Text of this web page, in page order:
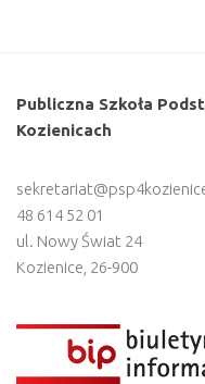
Publiczna Szkoła
Kozienicach
48 614 52 01
ul. Nowy Świat 24
Kozienice 26-900